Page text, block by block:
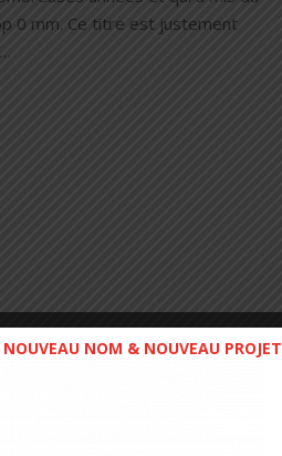
0 mm. Ce titre est justement
NOM & NOUVEAU PROJET